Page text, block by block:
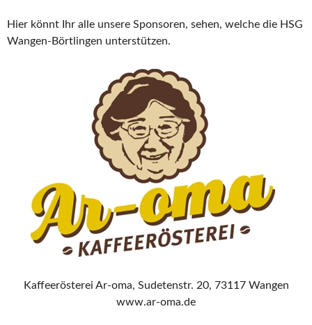
Hier könnt Ihr alle unsere Sponsoren, sehen, welche die HSG
Wangen-Börtlingen unterstützen.
Kaffeerösterei Ar-oma, Sudetenstr. 20, 73117 Wangen
www.ar-oma.de